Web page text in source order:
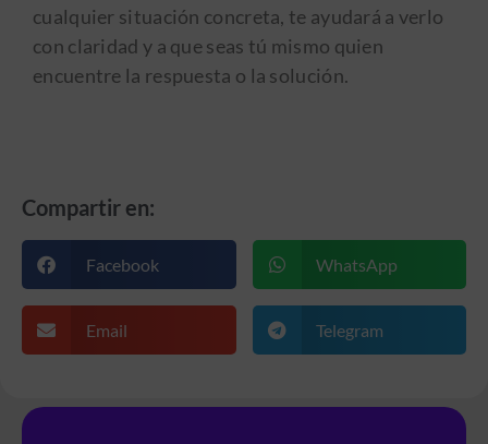
cualquier situación concreta, te ayudará a verlo
con claridad y a que seas tú mismo quien
encuentre la respuesta o la solución.
Compartir en:
Facebook WhatsApp
Email Telegram